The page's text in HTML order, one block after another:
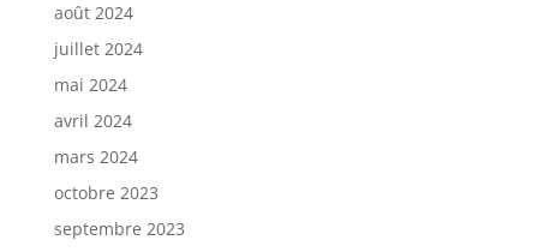
août 2024
juillet 2024
mai 2024
avril 2024
mars 2024
octobre 2023
septembre 2023